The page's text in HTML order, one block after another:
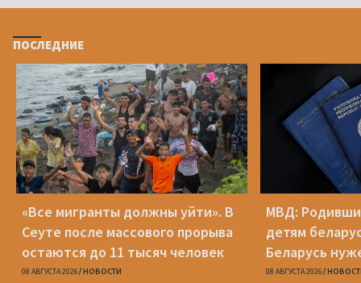
ПОСЛЕДНИЕ
«Все мигранты должны уйти». В
Сеуте после массового прорыва
остаются до 11 тысяч человек
08 АВГУСТА 2026 НОВОСТИ
МВД:
детям
Беларусь
паспорт
08 АВГУСТА 2026